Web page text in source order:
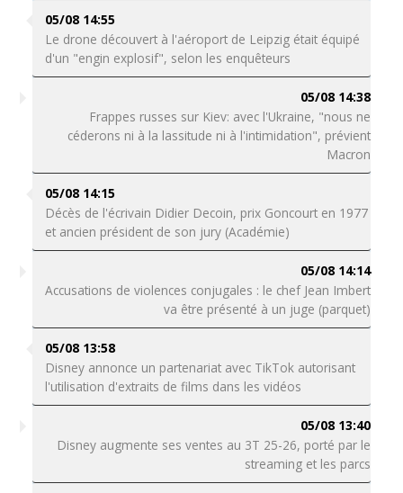
05/08 14:55
Le drone découvert à l'aéroport de Leipzig était équipé
d'un "engin explosif", selon les enquêteurs
05/08 14:38
Frappes russes sur Kiev: avec l'Ukraine, "nous ne
céderons ni à la lassitude ni à l'intimidation", prévient
Macron
05/08 14:15
Décès de l'écrivain Didier Decoin, prix Goncourt en 1977
et ancien président de son jury (Académie)
05/08 14:14
Accusations de violences conjugales : le chef Jean Imbert
va être présenté à un juge (parquet)
05/08 13:58
Disney annonce un partenariat avec TikTok autorisant
l'utilisation d'extraits de films dans les vidéos
05/08 13:40
Disney augmente ses ventes au 3T 25-26, porté par le
streaming et les parcs